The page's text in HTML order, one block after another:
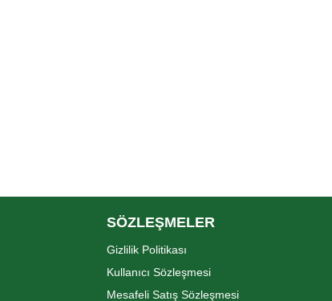
SÖZLEŞMELER
Gizlilik Politikası
Kullanıcı Sözleşmesi
Mesafeli Satış Sözleşmesi